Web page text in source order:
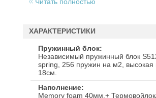
Читать полностью
ХАРАКТЕРИСТИКИ
Пружинный блок
Независимый пружинный блок
spring, 256 пружин на м2, высокая
18см.
Наполнение
Memory foam 40мм.+